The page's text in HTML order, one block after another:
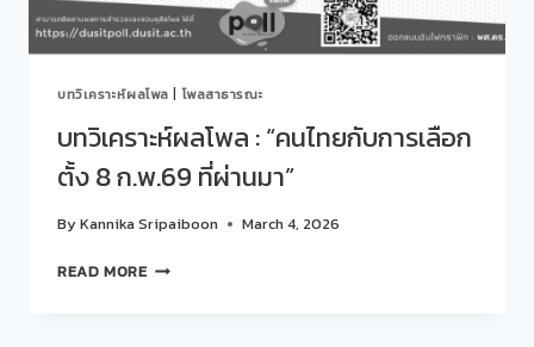
บทวิเคราะห์ผลโพล |โพลสาธารณะ
บทวิเคราะห์ผลโพล : “คนไทยกับการเลือก
ตั้ง 8 ก.พ.69 ที่ผ่านมา”
ByKannika Sripaiboon March 4, 2026
READ MOREบท